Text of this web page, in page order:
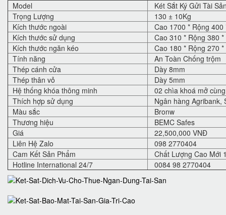
Model
Két Sắt Ký Gửi Tài
Trọng Lượng
130 ± 10Kg
Kích thước ngoài
Cao 1700 * Rộng
Kích thước sử dụng
Cao 310 * Rộng 380
Kích thước ngăn kéo
Cao 180 * Rộng 270
Tính năng
An Toàn Chống trộm
Thép cánh cửa
Dày 8mm
Thép thân vỏ
Dày 5mm
Hệ thống khóa thông minh
02 chìa khoá mở
Thích hợp sử dụng
Ngân hàng Agribank,
Màu sắc
Bronw
Thương hiệu
BEMC Safes
Giá
22,500,000 VNĐ
Liên Hệ Zalo
098 2770404
Cam Kết Sản Phẩm
Chất Lượng Cao Mới
Hotline International 24/7
0084 98 2770404